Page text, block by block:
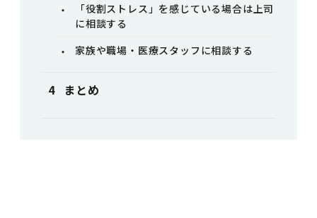
「役割ストレス」を感じている場合は上司
に相談する
家族や職場・医療スタッフに相談する
まとめ